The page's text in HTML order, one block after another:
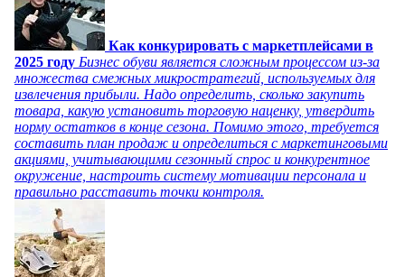
Как конкурировать с маркетплейсами в
2025 году Бизнес обуви является сложным процессом из-за
множества смежных микростратегий, используемых для
извлечения прибыли. Надо определить, сколько закупить
товара, какую установить торговую наценку, утвердить
норму остатков в конце сезона. Помимо этого, требуется
составить план продаж и определиться с маркетинговыми
акциями, учитывающими сезонный спрос и конкурентное
окружение, настроить систему мотивации персонала и
правильно расставить точки контроля.